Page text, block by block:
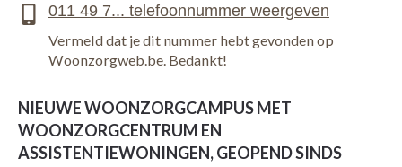
NIEUWE WOONZORGCAMPUS MET
WOONZORGCENTRUM EN
ASSISTENTIEWONINGEN, GEOPEND SINDS
Vermeld dat je dit nummer hebt gevonden op
Woonzorgweb.be. Bedankt!